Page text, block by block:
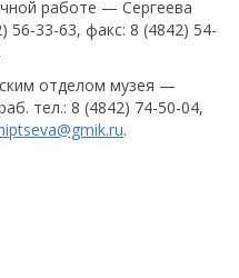
работе — Сергеева
56-33-63, факс: 8 (4842) 54-
отделом музея —
тел.: 8 (4842) 74-50-04,
.